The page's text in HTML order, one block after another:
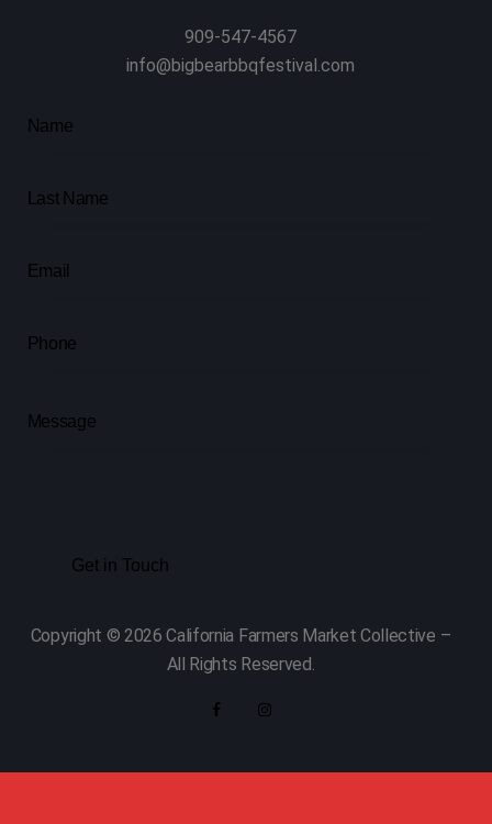
909-547-4567
info@bigbearbbqfestival.com
Copyright © 2026 California Farmers Market Collective –
All Rights Reserved.